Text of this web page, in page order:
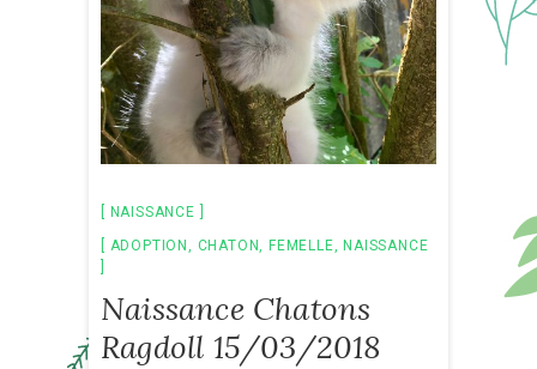
NAISSANCE
ADOPTION, CHATON, FEMELLE, NAISSANCE
Naissance Chatons
Ragdoll 15/03/2018